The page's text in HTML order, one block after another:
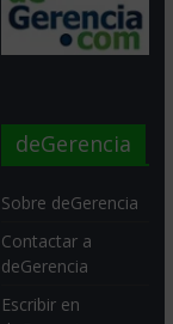
deGerencia
Sobre deGerencia
Contactar a
deGerencia
Escribir en